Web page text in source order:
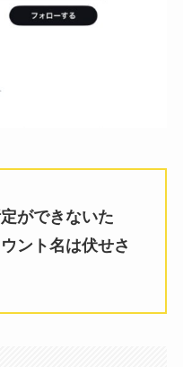
ができないた
ント名は伏せさ